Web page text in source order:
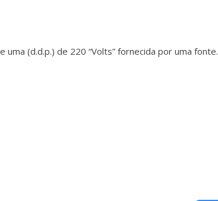
(d.d.p.) de 220 “Volts” fornecida por uma fonte.